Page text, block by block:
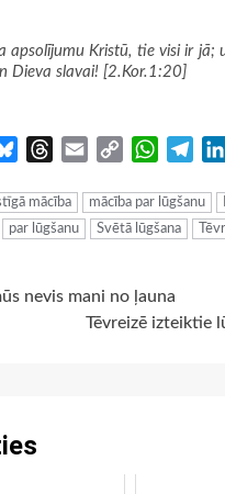
apsolījumu Kristū, tie visi ir jā;
Dieva slavai! [2.Kor.1:20]
BlueskyThreads
Email
Copy
mācība mācība par lūgšanu
par lūgšanu Svētā lūgšana
nevis mani no ļauna
Tēvreizē izteiktie